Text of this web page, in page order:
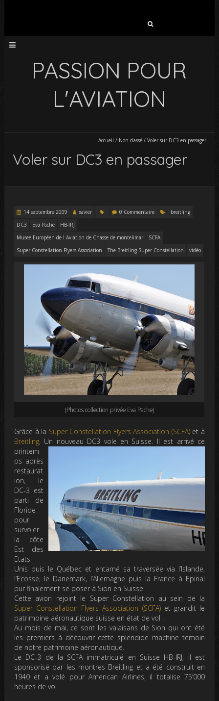
PASSION POUR
L'AVIATION
Accueil / Non classé/ Voler sur DC3 en passager
Voler sur DC3 en passager
14 septembre 2009 xavier 0 Commentaire
breitling
DC3
Eva Pache
HB-IRJ
Musee Européen de l Aviation de Chasse de montelimar
SCFA
Super Constellation Flyers Association
The Breitling Super Constellation vidéo
(Photos collection privée Eva Pache)
Grâce à la Super Constellation Flyers Association (SCFA)et à
Breitling, Un nouveau DC3 vole en Suisse. Il est arrivé ce
printem
ps après
restaurat
ion, le
DC-3 est
parti de
Floride
pour
survoler
la côte
Est des
Etats-
Unis puis le Québec et entamé sa traversée via l’Islande,
l’Ecosse, le Danemark, l’Allemagne puis la France à Epinal
pur finalement se poser à Sion en Suisse.
Cette avion rejoint le Super Constellation au sein de la
Super Constellation Flyers Association (SCFA)et grandit le
patrimoine aéronautique suisse en état de vol .
Au mois de mai, ce sont les valaisans de Sion qui ont été
les premiers à découvrir cette splendide machine témoin
de notre patrimoine aéronautique.
Le DC-3 de la SCFA immatriculé en Suisse HB-IRJ, il est
sponsorisé par les montres Breitling et a été construit en
1940 et a volé pour American Airlines, il totalise 75’000
heures de vol .